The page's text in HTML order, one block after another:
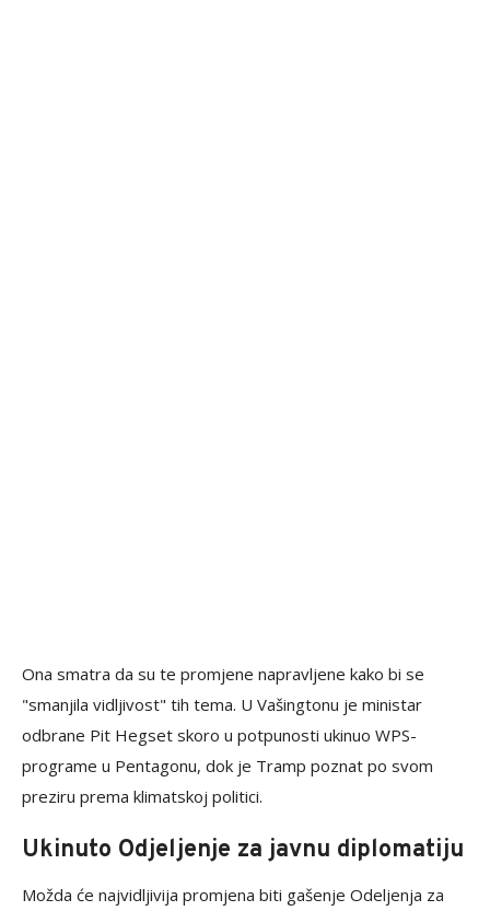
Ona smatra da su te promjene napravljene kako bi se
"smanjila vidljivost" tih tema. U Vašingtonu je ministar
odbrane Pit Hegset skoro u potpunosti ukinuo WPS-
programe u Pentagonu, dok je Tramp poznat po svom
preziru prema klimatskoj politici.
Ukinuto Odjeljenje za javnu diplomatiju
Možda će najvidljivija promjena biti gašenje Odeljenja za